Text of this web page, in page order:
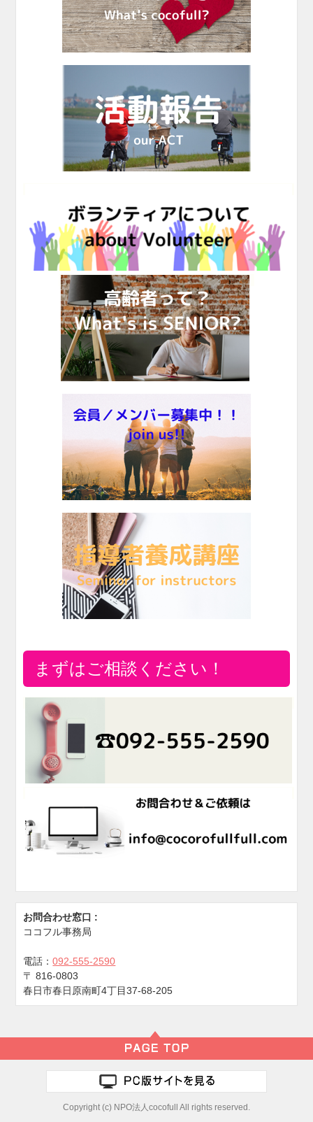
まずはご相談ください！
お問合わせ窓口 :
ココフル事務局
電話：092-555-2590
〒816-0803
春日市春日原南町4丁目37-68-205
Copyright (c) NPO法人cocofull All rights reserved.